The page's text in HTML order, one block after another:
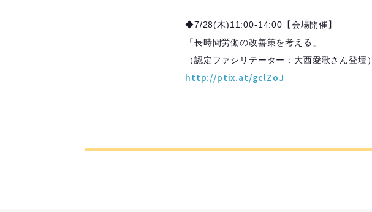
◆7/28(木)11:00-14:00【会場開催】
「長時間労働の改善策を考える」
（認定ファシリテーター：大西愛歌さん登壇）
http://ptix.at/gclZoJ